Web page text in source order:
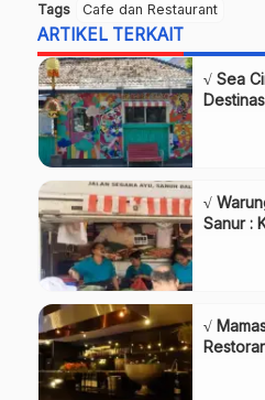
Tags Cafe dan Restaurant
ARTIKEL TERKAIT
√ Sea
√
Sanur :
√